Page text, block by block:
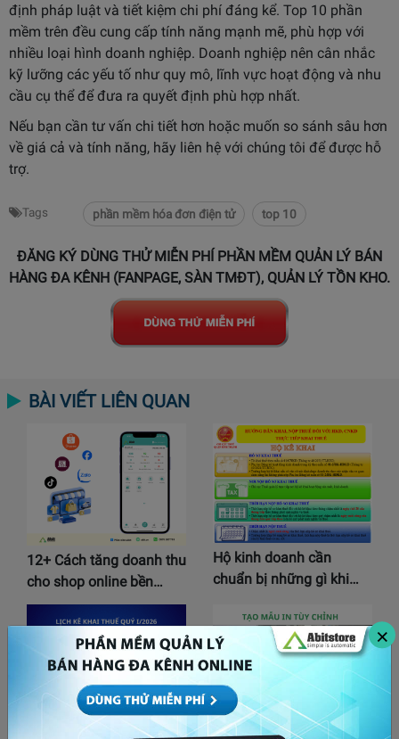
định pháp luật và tiết kiệm chi phí đáng kể. Top 10 phần
mềm trên đều cung cấp tính năng mạnh mẽ, phù hợp với
nhiều loại hình doanh nghiệp. Doanh nghiệp nên cân nhắc
kỹ lưỡng các yếu tố như quy mô, lĩnh vực hoạt động và nhu
cầu cụ thể để đưa ra quyết định phù hợp nhất.
Nếu bạn cần tư vấn chi tiết hơn hoặc muốn so sánh sâu hơn
về giá cả và tính năng, hãy liên hệ với chúng tôi để được hỗ
trợ.
Tags phần mềm hóa đơn điện tử top 10
ĐĂNG KÝ DÙNG THỬ MIỄN PHÍ PHẦN MỀM QUẢN LÝ BÁN
HÀNG ĐA KÊNH (FANPAGE, SÀN TMĐT), QUẢN LÝ TỒN KHO.
×
BÀI VIẾT LIÊN QUAN
12+ Cách tăng doanh thu
cho shop online bền…
Hộ kinh doanh cần
chuẩn bị những gì khi…